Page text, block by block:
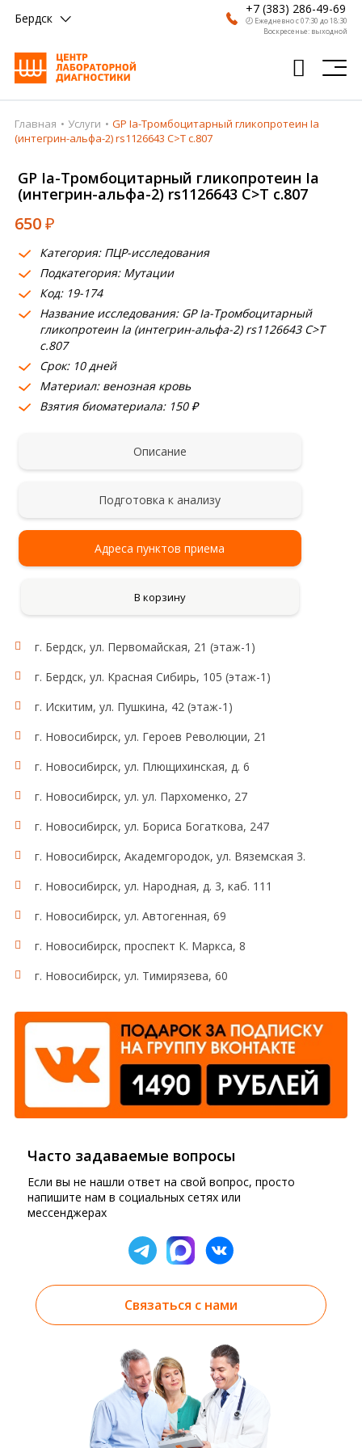
Бердск
+7 (383) 286-49-69
🕗 Ежедневно с 07:30 до 18:30
Воскресенье: выходной
Главная
Врачи
Получить результат
Пациентам
О компании
Где сдать
Партнерам
Главная Услуги
GP Ia-Тромбоцитарный гликопротеин Ia
(интегрин-альфа-2) rs1126643 C>T c.807
GP Ia-Тромбоцитарный гликопротеин Ia
(интегрин-альфа-2) rs1126643 C>T c.807
650₽
Категория: ПЦР-исследования
Подкатегория: Мутации
Код: 19-174
Название исследования: GP Ia-Тромбоцитарный
гликопротеин Ia (интегрин-альфа-2) rs1126643 C>T
c.807
Срок: 10 дней
Материал: венозная кровь
Взятия биоматериала: 150 ₽
Описание
Подготовка к анализу
Адреса пунктов приема
В корзину
Исследование:
Область применения:
Тромбоцитарное звено
г. Бердск, ул. Первомайская, 21 (этаж-1)
г. Бердск, ул. Красная Сибирь, 105 (этаж-1)
г. Искитим, ул. Пушкина, 42 (этаж-1)
г. Новосибирск, ул. Героев Революции, 21
г. Новосибирск, ул. Плющихинская, д. 6
г. Новосибирск, ул. ул. Пархоменко, 27
г. Новосибирск, ул. Бориса Богаткова, 247
г. Новосибирск, Академгородок, ул. Вяземская 3.
г. Новосибирск, ул. Народная, д. 3, каб. 111
г. Новосибирск, ул. Автогенная, 69
г. Новосибирск, проспект К. Маркса, 8
г. Новосибирск, ул. Тимирязева, 60
Часто задаваемые вопросы
Если вы не нашли ответ на свой вопрос, просто
напишите нам в социальных сетях или
мессенджерах
Связаться с нами